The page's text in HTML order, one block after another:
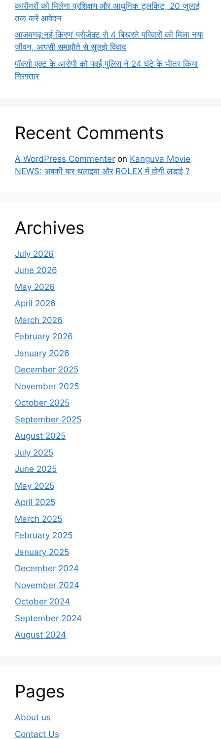
कारीगरों को मिलेगा प्रशिक्षण और आधुनिक टूलकिट, 20 जुलाई
तक करें आवेदन
आजमगढ़:नई किरण’ प्रोजेक्ट से 4 बिखरते परिवारों को मिला नया
जीवन, आपसी समझौते से सुलझे विवाद
पॉक्सो एक्ट के आरोपी को पवई पुलिस ने 24 घंटे के भीतर किया
गिरफ्तार
Recent Comments
A WordPress Commenter on Kanguva Movie
NEWS: अबकी बार थलाइवा और ROLEX में होगी लड़ाई ?
Archives
July 2026
June 2026
May 2026
April 2026
March 2026
February 2026
January 2026
December 2025
November 2025
October 2025
September 2025
August 2025
July 2025
June 2025
May 2025
April 2025
March 2025
February 2025
January 2025
December 2024
November 2024
October 2024
September 2024
August 2024
Pages
About us
Contact Us